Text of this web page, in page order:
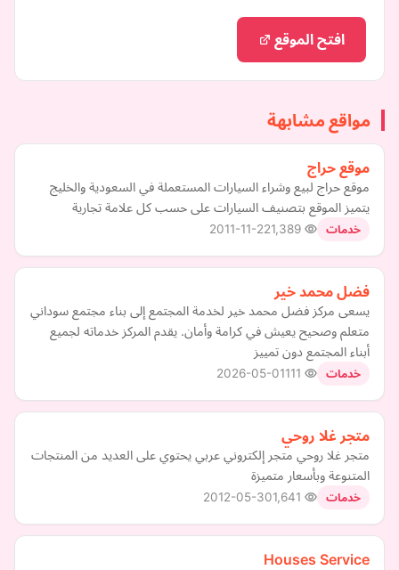
افتح الموقع
مواقع مشابهة
موقع حراج
موقع حراج لبيع وشراء السيارات المستعملة في السعودية والخليج
يتميز الموقع بتصنيف السيارات على حسب كل علامة تجارية
خدمات 2011-11-22
فضل محمد خير
يسعى مركز فضل محمد خير لخدمة المجتمع إلى بناء مجتمع سوداني
متعلم وصحيح يعيش في كرامة وأمان. يقدم المركز خدماته لجميع
أبناء المجتمع دون تمييز
خدمات 2026-05-01
متجر غلا روحي
متجر غلا روحي متجر إلكتروني عربي يحتوي على العديد من المنتجات
المتنوعة وبأسعار متميزة
خدمات 2012-05-30
Houses Service